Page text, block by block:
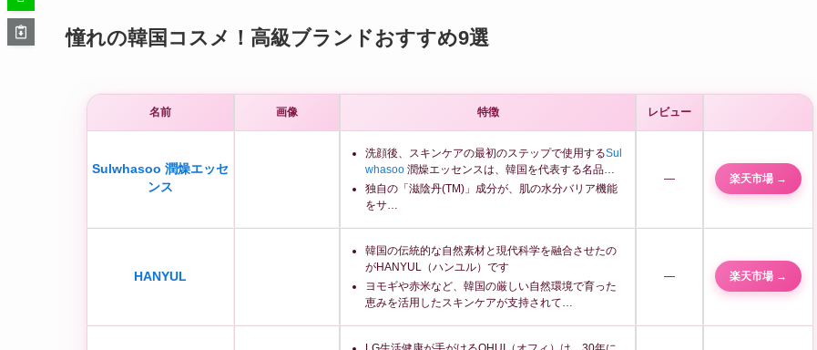
憧れの韓国コスメ！高級ブランドおすすめ9選
名前 画像 特徴 レビュー
Sulwhasoo 潤燥エッセ
ンス
洗顔後、スキンケアの最初のステップで使用するSul
whasoo潤燥エッセンスは、韓国を代表する名品…
独自の「滋陰丹(TM)」成分が、肌の水分バリア機能
をサ…
— 楽天市場 →
HANYUL
韓国の伝統的な自然素材と現代科学を融合させたの
がHANYUL（ハンユル）です
ヨモギや赤米など、韓国の厳しい自然環境で育った
恵みを活用したスキンケアが支持されて…
— 楽天市場 →